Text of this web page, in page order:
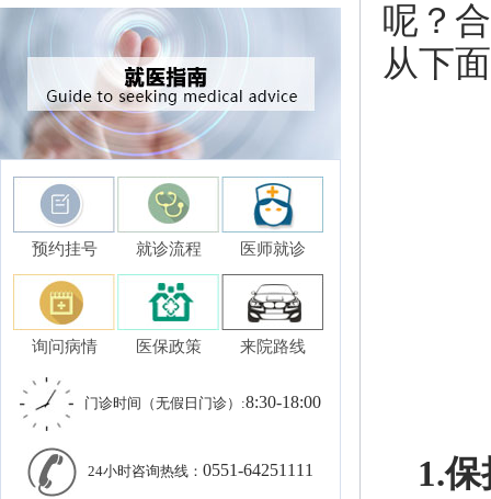
预约挂号 就诊流程 医师就诊
询问病情 医保政策 来院路线
门诊时间（无假日门诊）:8:30-18:00
24小时咨询热线： 0551-64251111
呢？
从下
1.